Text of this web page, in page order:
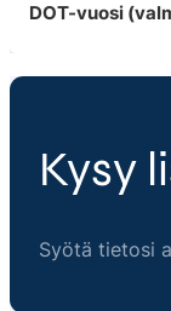
DOT-vuosi
Kysy
Syötä tietosi